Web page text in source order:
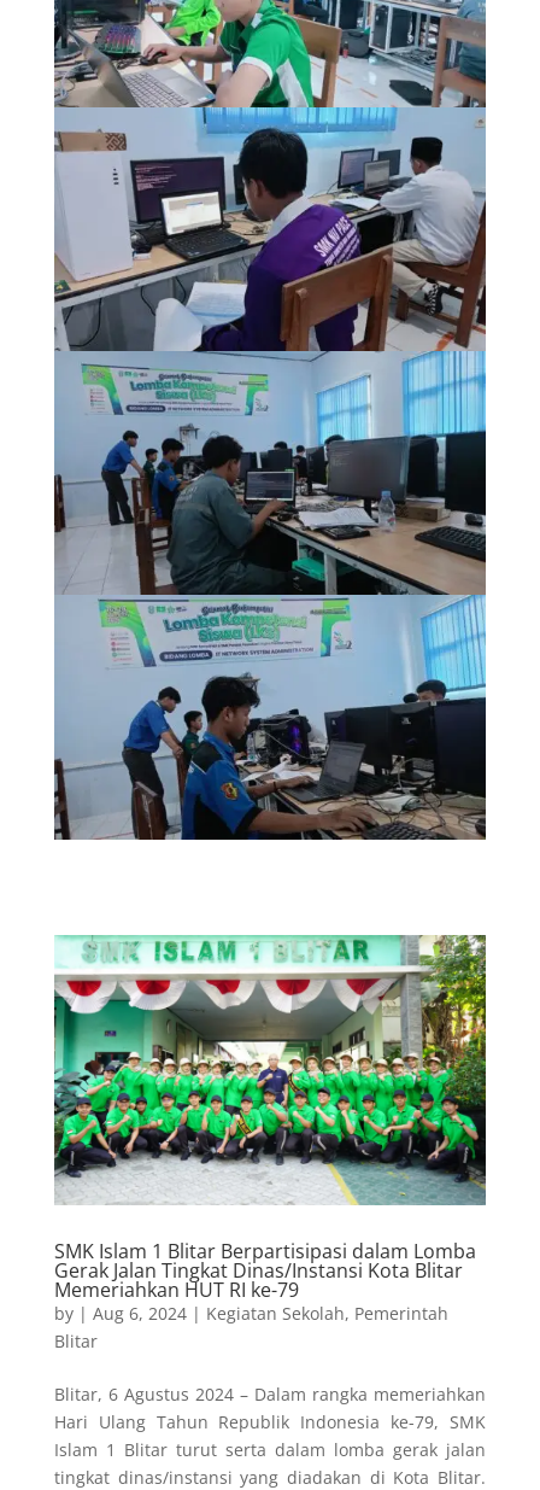
SMK Islam 1 Blitar Berpartisipasi dalam Lomba
Gerak Jalan Tingkat Dinas/Instansi Kota Blitar
Memeriahkan HUT RI ke-79
by | Aug 6, 2024| Kegiatan Sekolah, Pemerintah
Blitar
Blitar, 6 Agustus 2024 – Dalam rangka memeriahkan
Hari Ulang Tahun Republik Indonesia ke-79, SMK
Islam 1 Blitar turut serta dalam lomba gerak jalan
tingkat dinas/instansi yang diadakan di Kota Blitar.